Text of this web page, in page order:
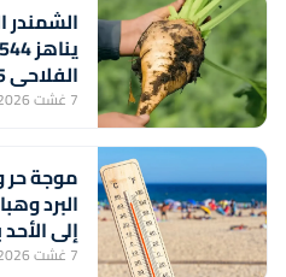
الشمندر
الفلاحي 2025-2026
7 غشت 2026 - 16:27
موجة حر
البرد
إلى
(نشرة
7 غشت 2026 - 12:36